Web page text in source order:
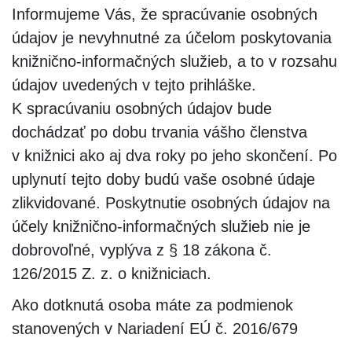
Informujeme Vás, že spracúvanie osobných
údajov je nevyhnutné za účelom poskytovania
knižnično-informačných služieb, a to v rozsahu
údajov uvedených v tejto prihláške.
K spracúvaniu osobných údajov bude
dochádzať po dobu trvania vášho členstva
v knižnici ako aj dva roky po jeho skončení. Po
uplynutí tejto doby budú vaše osobné údaje
zlikvidované. Poskytnutie osobných údajov na
účely knižnično-informačných služieb nie je
dobrovoľné, vyplýva z § 18 zákona č.
126/2015 Z. z. o knižniciach.
Ako dotknutá osoba máte za podmienok
stanovených v Nariadení EÚ č. 2016/679